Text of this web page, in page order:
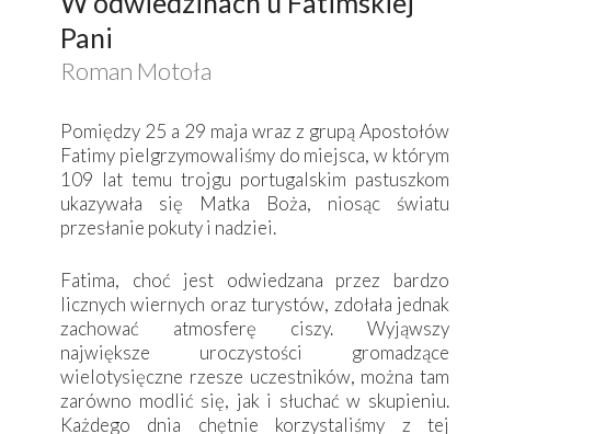
Pani
Roman Motoła
Pomiędzy 25 a 29 maja wraz z grupą Apostołów
Fatimy pielgrzymowaliśmy do miejsca, w którym
109 lat temu trojgu portugalskim pastuszkom
ukazywała się Matka Boża, niosąc światu
przesłanie pokuty i nadziei.
Fatima, choć jest odwiedzana przez bardzo
licznych wiernych oraz turystów, zdołała jednak
zachować atmosferę ciszy. Wyjąwszy
największe uroczystości gromadzące
wielotysięczne rzesze uczestników, można tam
zarówno modlić się, jak i słuchać w skupieniu.
Każdego dnia chętnie korzystaliśmy z tej